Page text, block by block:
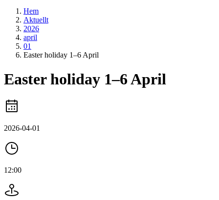
Hem
Aktuellt
2026
april
01
Easter holiday 1–6 April
Easter holiday 1–6 April
2026-04-01
12:00